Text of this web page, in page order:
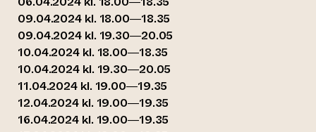
09.04.2024 kl. 18.00—18.35
09.04.2024 kl. 19.30—20.05
10.04.2024 kl. 18.00—18.35
10.04.2024 kl. 19.30—20.05
11.04.2024 kl. 19.00—19.35
12.04.2024 kl. 19.00—19.35
16.04.2024 kl. 19.00—19.35